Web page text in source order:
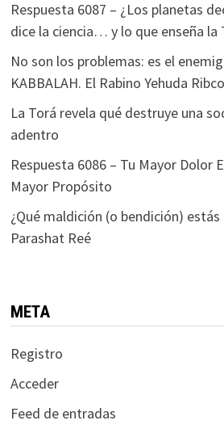
Respuesta 6087 – ¿Los planetas
dice la ciencia… y lo que enseña la
No son los problemas: es el
KABBALAH. El Rabino Yehuda
La Torá revela qué destruye una
adentro
Respuesta 6086 – Tu Mayor Dolor
Mayor Propósito
¿Qué maldición (o bendición)
Parashat Reé
META
Registro
Acceder
Feed de entradas